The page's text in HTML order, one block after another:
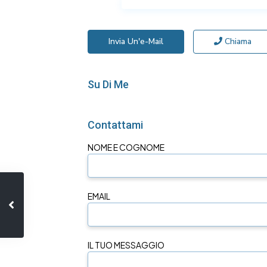
Invia Un'e-Mail Chiama
Su Di Me
Contattami
NOME E COGNOME
EMAIL
IL TUO MESSAGGIO